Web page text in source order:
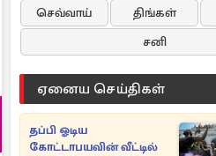
செவ்வாய்
திங்கள்
சனி
ஏனைய செய்திகள்
தப்பி ஓடிய
கோட்டாபயவின் வீட்டில்